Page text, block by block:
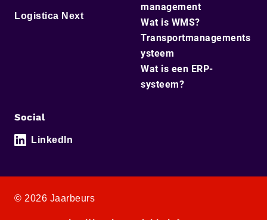
Logistica Next
management
Wat is WMS?
Transportmanagements
ysteem
Wat is een ERP-
systeem?
Social
LinkedIn
© 2026 Jaarbeurs